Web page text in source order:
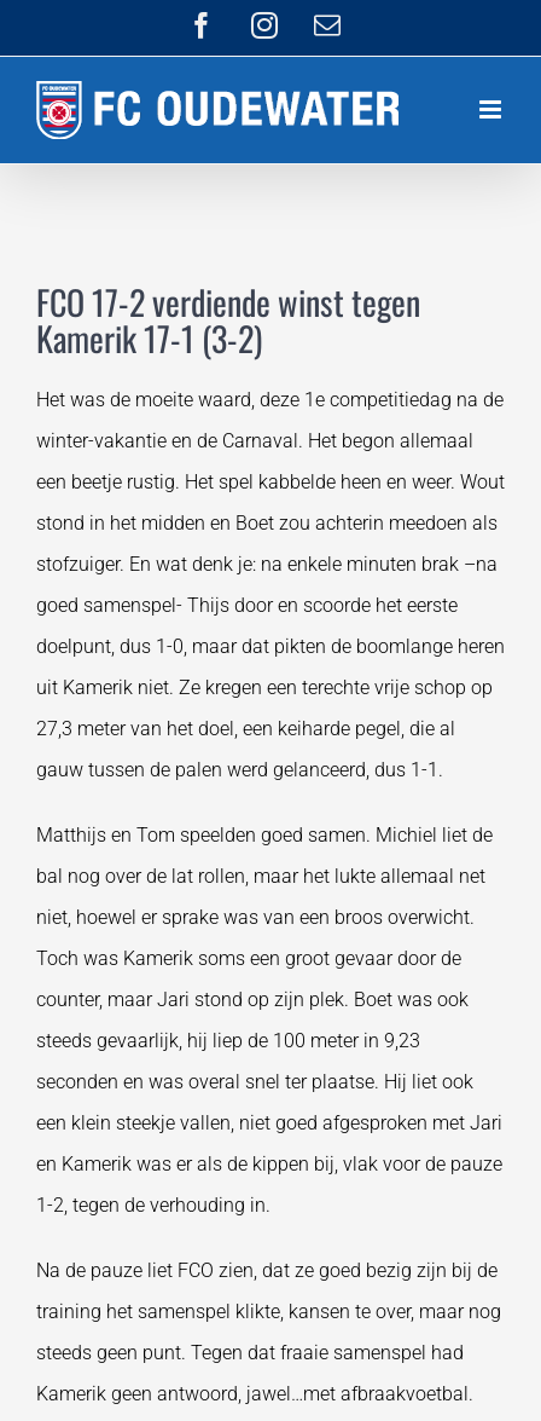
naar
inhoud
FacebookInstagram
E-
mail
FCO 17-2 verdiende winst tegen
Kamerik 17-1 (3-2)
Het was de moeite waard, deze 1e competitiedag na de
winter-vakantie en de Carnaval. Het begon allemaal
een beetje rustig. Het spel kabbelde heen en weer. Wout
stond in het midden en Boet zou achterin meedoen als
stofzuiger. En wat denk je: na enkele minuten brak –na
goed samenspel- Thijs door en scoorde het eerste
doelpunt, dus 1-0, maar dat pikten de boomlange heren
uit Kamerik niet. Ze kregen een terechte vrije schop op
27,3 meter van het doel, een keiharde pegel, die al
gauw tussen de palen werd gelanceerd, dus 1-1.
Matthijs en Tom speelden goed samen. Michiel liet de
bal nog over de lat rollen, maar het lukte allemaal net
niet, hoewel er sprake was van een broos overwicht.
Toch was Kamerik soms een groot gevaar door de
counter, maar Jari stond op zijn plek. Boet was ook
steeds gevaarlijk, hij liep de 100 meter in 9,23
seconden en was overal snel ter plaatse. Hij liet ook
een klein steekje vallen, niet goed afgesproken met Jari
en Kamerik was er als de kippen bij, vlak voor de pauze
1-2, tegen de verhouding in.
Na de pauze liet FCO zien, dat ze goed bezig zijn bij de
training het samenspel klikte, kansen te over, maar nog
steeds geen punt. Tegen dat fraaie samenspel had
Kamerik geen antwoord, jawel…met afbraakvoetbal.